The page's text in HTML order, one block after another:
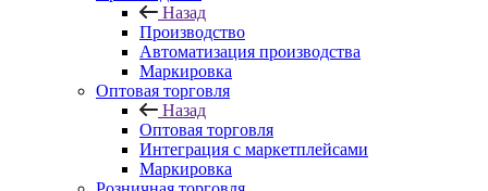
Назад
Производство
Автоматизация производства
Маркировка
Оптовая торговля
Назад
Оптовая торговля
Интеграция с маркетплейсами
Маркировка